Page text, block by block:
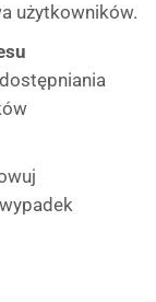
użytkowników.